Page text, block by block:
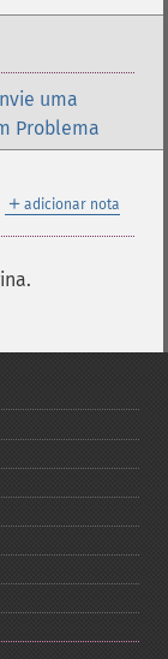
uma
Problema
＋ adicionar nota